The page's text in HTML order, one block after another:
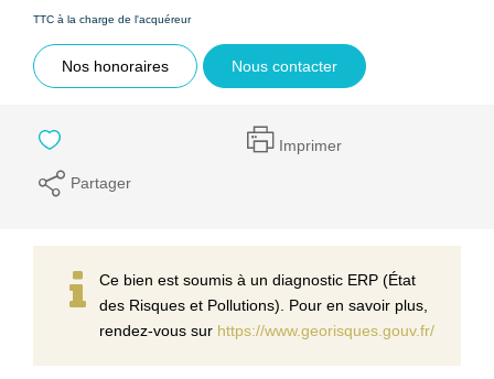
TTC à la charge de l'acquéreur
Nos honoraires Nous contacter
Imprimer
Partager
Ce bien est soumis à un diagnostic ERP (État
des Risques et Pollutions). Pour en savoir plus,
rendez-vous sur https://www.georisques.gouv.fr/